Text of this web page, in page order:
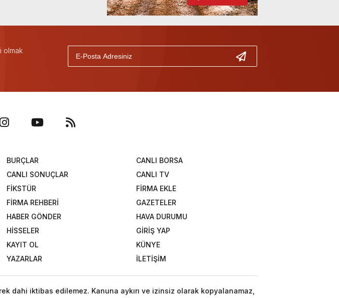
olmak
BURÇLAR
CANLI BORSA
CANLI SONUÇLAR
CANLI TV
FİKSTÜR
FİRMA EKLE
FİRMA REHBERİ
GAZETELER
HABER GÖNDER
HAVA DURUMU
HİSSELER
GİRİŞ YAP
KAYIT OL
KÜNYE
YAZARLAR
İLETİŞİM
dahi iktibas edilemez. Kanuna aykırı ve izinsiz olarak kopyalanamaz,